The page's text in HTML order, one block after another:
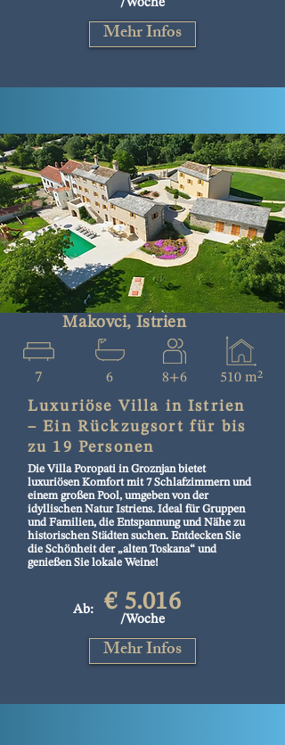
/Woche
Mehr Infos
Makovci, Istrien
7 6 8+6 510 m²
Luxuriöse Villa in Istrien
– Ein Rückzugsort für bis
zu 19 Personen
Die Villa Poropati in Groznjan bietet
luxuriösen Komfort mit 7 Schlafzimmern und
einem großen Pool, umgeben von der
idyllischen Natur Istriens. Ideal für Gruppen
und Familien, die Entspannung und Nähe zu
historischen Städten suchen. Entdecken Sie
die Schönheit der „alten Toskana“ und
genießen Sie lokale Weine!
Ab: € 5.016
/Woche
Mehr Infos